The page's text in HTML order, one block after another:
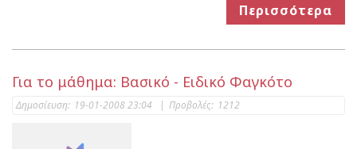
Περισσότερα
Για το μάθημα: Βασικό - Ειδικό Φαγκότο
Δημοσίευση: 19-01-2008 23:04 | Προβολές: 1212